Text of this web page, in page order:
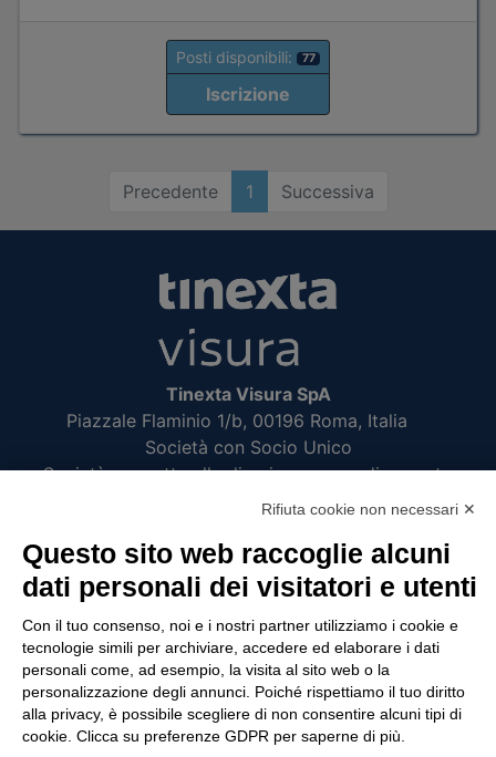
Posti disponibili: 77
Iscrizione
Precedente 1 Successiva
Tinexta Visura SpA
Piazzale Flaminio 1/b, 00196 Roma, Italia
Società con Socio Unico
Società soggetta alla direzione e coordinamento
di Tinexta SpA
UTILITÀ
Recupero Password
Verifica attestato di presenza
POLICIES AND TERMS
Rifiuta cookie non necessari ✕
Questo sito web raccoglie alcuni
dati personali dei visitatori e utenti
Con il tuo consenso, noi e i nostri partner utilizziamo i cookie e
tecnologie simili per archiviare, accedere ed elaborare i dati
personali come, ad esempio, la visita al sito web o la
personalizzazione degli annunci. Poiché rispettiamo il tuo diritto
alla privacy, è possibile scegliere di non consentire alcuni tipi di
cookie. Clicca su preferenze GDPR per saperne di più.